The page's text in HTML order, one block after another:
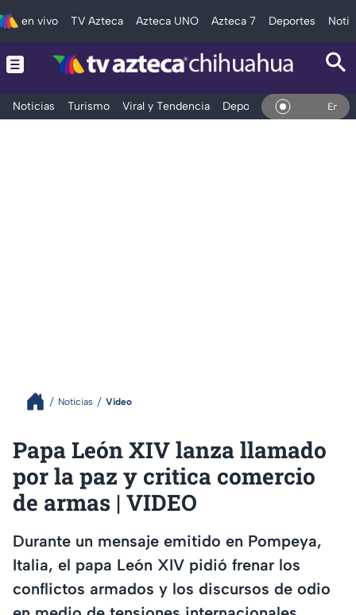
en vivo TV Azteca Azteca UNO Azteca 7 Deportes
Noticias Turismo Viral y Tendencia Deportes Espectáculos
En Vivo
Noticias Video
Papa León XIV lanza llamado
por la paz y critica comercio
de armas | VIDEO
Durante un mensaje emitido en Pompeya,
Italia, el papa León XIV pidió frenar los
conflictos armados y los discursos de odio